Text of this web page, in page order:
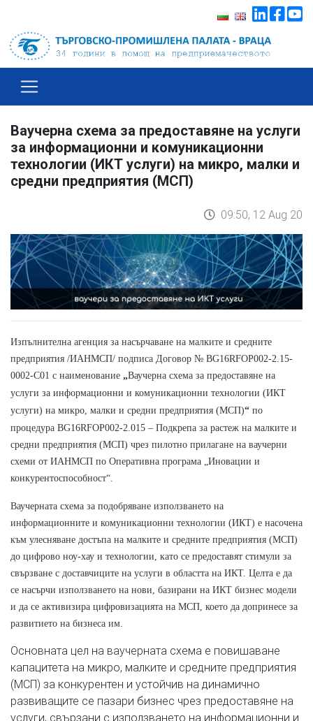
Ваучерна схема за предоставяне на услуги
за информационни и комуникационни
технологии (ИКТ услуги) на микро, малки и
средни предприятия (МСП)
09:50, 12 Aug 20
Изпълнителна агенция за насърчаване на малките и средните
предприятия /ИАНМСП/ подписа Договор № BG16RFOP002-2.15-
0002-C01 с наименование „Ваучерна схема за предоставяне на
услуги за информационни и комуникационни технологии (ИКТ
услуги) на микро, малки и средни предприятия (МСП)“ по
процедура BG16RFOP002-2.015 – Подкрепа за растеж на малките и
средни предприятия (МСП) чрез пилотно прилагане на ваучерни
схеми от ИАНМСП по Оперативна програма „Иновации и
конкурентоспособност“.
Ваучерната схема за подобряване използването на
информационните и комуникационни технологии (ИКТ) е насочена
към улесняване достъпа на малките и средните предприятия (МСП)
до цифрово ноу-хау и технологии, като се предоставят стимули за
свързване с доставчиците на услуги в областта на ИКТ. Целта е да
се насърчи използването на нови, базирани на ИКТ бизнес модели
и да се активизира цифровизацията на МСП, което да допринесе за
развитието на бизнеса им.
Основната цел на ваучерната схема е повишаване
капацитета на микро, малките и средните предприятия
(МСП) за конкурентен и устойчив на динамично
развиващите се пазари бизнес чрез предоставяне на
услуги, свързани с използването на информационни и